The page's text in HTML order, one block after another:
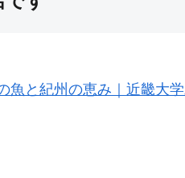
魚と紀州の恵み｜近畿大